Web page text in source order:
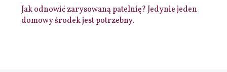
Jak odnowić zarysowaną patelnię? Jedynie jeden
domowy środek jest potrzebny.